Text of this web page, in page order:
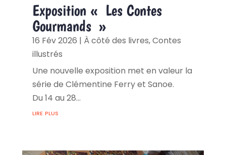
Exposition « Les Contes
Gourmands »
16 Fév 2026 | À côté des livres,Contes
illustrés
Une nouvelle exposition met en valeur la
série de Clémentine Ferry et Sanoe.
Du 14 au 28...
lire plus